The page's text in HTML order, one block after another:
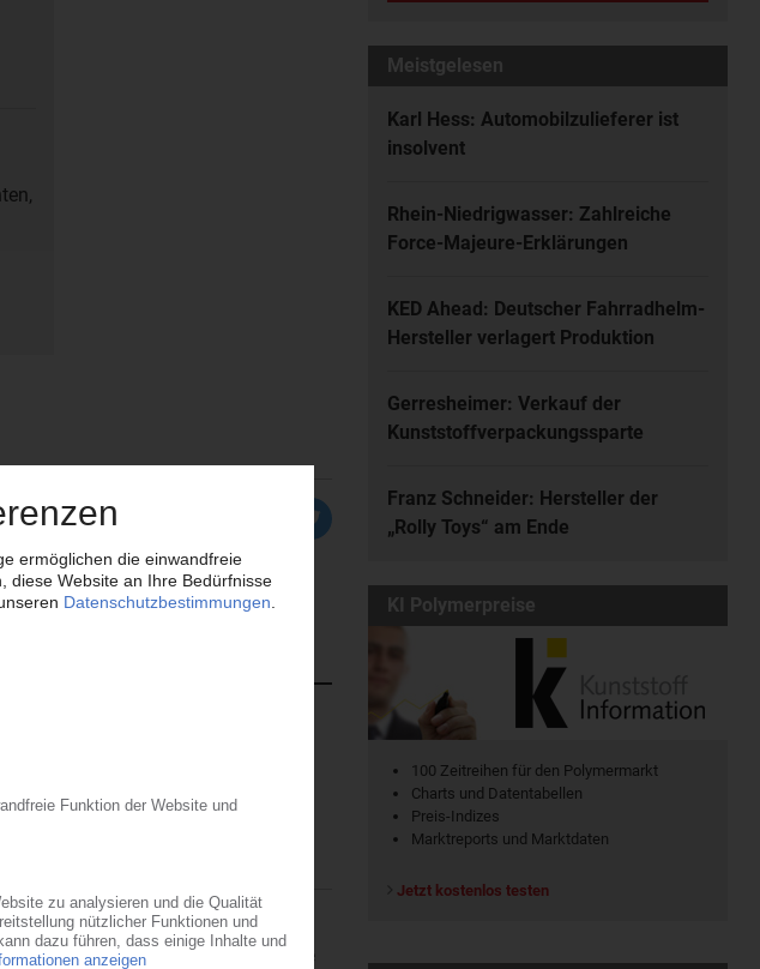
Angesichts der dramatischen
Konferenz nach Bonn geladen. Dort...
Plastic Omnium – seine regionale
Meistgelesen
Karl Hess: Automobilzulieferer ist
insolvent
Rhein-Niedrigwasser: Zahlreiche
Force-Majeure-Erklärungen
KED Ahead: Deutscher Fahrradhelm-
Hersteller verlagert Produktion
Gerresheimer: Verkauf der
Kunststoffverpackungssparte
Franz Schneider: Hersteller der
„Rolly Toys“ am Ende
KI Polymerpreise
100 Zeitreihen für den Polymermarkt
Charts und Datentabellen
Preis-Indizes
Marktreports und Marktdaten
Jetzt kostenlos testen